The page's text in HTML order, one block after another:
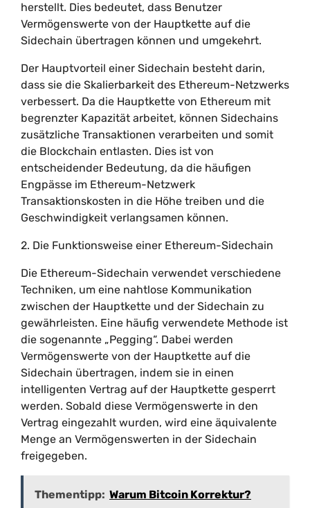
herstellt. Dies bedeutet, dass Benutzer
Vermögenswerte von der Hauptkette auf die
Sidechain übertragen können und umgekehrt.
Der Hauptvorteil einer Sidechain besteht darin,
dass sie die Skalierbarkeit des Ethereum-Netzwerks
verbessert. Da die Hauptkette von Ethereum mit
begrenzter Kapazität arbeitet, können Sidechains
zusätzliche Transaktionen verarbeiten und somit
die Blockchain entlasten. Dies ist von
entscheidender Bedeutung, da die häufigen
Engpässe im Ethereum-Netzwerk
Transaktionskosten in die Höhe treiben und die
Geschwindigkeit verlangsamen können.
2. Die Funktionsweise einer Ethereum-Sidechain
Die Ethereum-Sidechain verwendet verschiedene
Techniken, um eine nahtlose Kommunikation
zwischen der Hauptkette und der Sidechain zu
gewährleisten. Eine häufig verwendete Methode ist
die sogenannte „Pegging“. Dabei werden
Vermögenswerte von der Hauptkette auf die
Sidechain übertragen, indem sie in einen
intelligenten Vertrag auf der Hauptkette gesperrt
werden. Sobald diese Vermögenswerte in den
Vertrag eingezahlt wurden, wird eine äquivalente
Menge an Vermögenswerten in der Sidechain
freigegeben.
Thementipp: Warum Bitcoin Korrektur?